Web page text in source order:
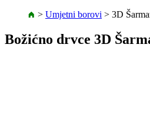
> Umjetni borovi > 3D
Božićno drvce 3D